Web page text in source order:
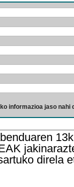
informazioa jaso nahi
direla